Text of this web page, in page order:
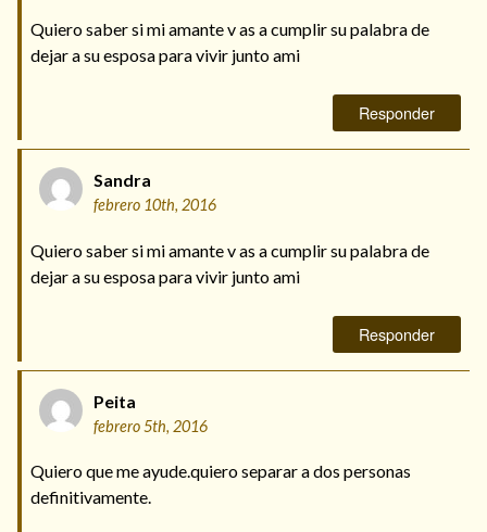
Quiero saber si mi amante v as a cumplir su palabra de
dejar a su esposa para vivir junto ami
Responder
Sandra
febrero 10th, 2016
Quiero saber si mi amante v as a cumplir su palabra de
dejar a su esposa para vivir junto ami
Responder
Peita
febrero 5th, 2016
Quiero que me ayude.quiero separar a dos personas
definitivamente.